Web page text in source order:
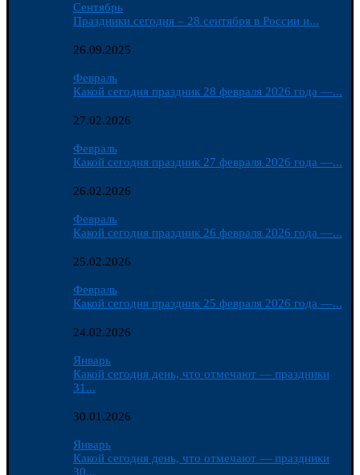
Сентябрь
Праздники сегодня – 28 сентября в России и...
26.09.2025
Февраль
Какой сегодня праздник 28 февраля 2026 года —...
27.02.2026
Февраль
Какой сегодня праздник 27 февраля 2026 года —...
26.02.2026
Февраль
Какой сегодня праздник 26 февраля 2026 года —...
25.02.2026
Февраль
Какой сегодня праздник 25 февраля 2026 года —...
24.02.2026
Январь
Какой сегодня день, что отмечают — праздники
31...
30.01.2026
Январь
Какой сегодня день, что отмечают — праздники
30...